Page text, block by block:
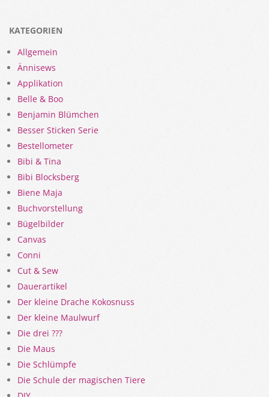
KATEGORIEN
Allgemein
Ännisews
Applikation
Belle & Boo
Benjamin Blümchen
Besser Sticken Serie
Bestellometer
Bibi & Tina
Bibi Blocksberg
Biene Maja
Buchvorstellung
Bügelbilder
Canvas
Conni
Cut & Sew
Dauerartikel
Der kleine Drache Kokosnuss
Der kleine Maulwurf
Die drei ???
Die Maus
Die Schlümpfe
Die Schule der magischen Tiere